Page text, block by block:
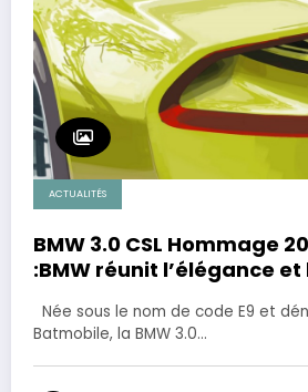
ACTUALITÉS
BMW 3.0 CSL Hommage
:BMW réunit l’élégance
Née sous le nom de code E9 et
Batmobile, la BMW 3.0…